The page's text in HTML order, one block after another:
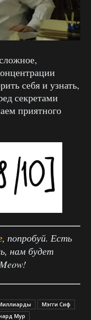
себя и узнать,
секретами
приятного
, попробуй. Есть
нам будет
Meow!
Мэгги Сиф
Мур